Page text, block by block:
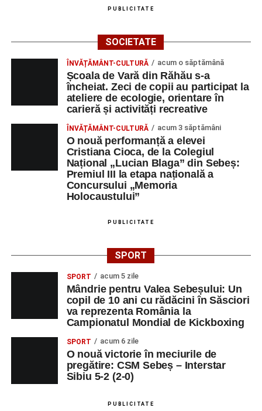
PUBLICITATE
SOCIETATE
ÎNVĂȚĂMÂNT-CULTURĂ acum o săptămână
Școala de Vară din Răhău s-a
încheiat. Zeci de copii au participat la
ateliere de ecologie, orientare în
carieră și activități recreative
ÎNVĂȚĂMÂNT-CULTURĂ acum 3 săptămâni
O nouă performanță a elevei
Cristiana Cioca, de la Colegiul
Național „Lucian Blaga” din Sebeș:
Premiul III la etapa națională a
Concursului „Memoria
Holocaustului”
PUBLICITATE
SPORT
SPORT acum 5 zile
Mândrie pentru Valea Sebeșului: Un
copil de 10 ani cu rădăcini în Săsciori
va reprezenta România la
Campionatul Mondial de Kickboxing
SPORT acum 6 zile
O nouă victorie în meciurile de
pregătire: CSM Sebeș – Interstar
Sibiu 5-2 (2-0)
PUBLICITATE